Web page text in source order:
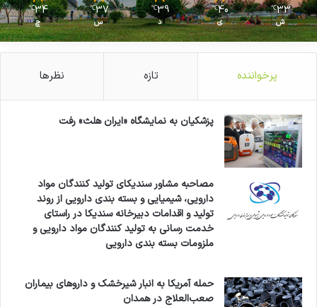
33
℃
ش
40
℃
ی
39
℃
د
37
℃
س
34
℃
چ
پرخواننده تازه نظرها
پزشکیان به نمایشگاه «ایران هلث» رفت
مصاحبه مشاور سندیکای تولید کنندگان مواد
دارویی، شیمیایی و بسته بندی دارویی از روند
تولید و اقدامات دبیرخانه سندیکا در راستای
خدمت رسانی به تولید کنندگان مواد دارویی و
ملزومات بسته بندی دارویی
حمله آمریکا به انبار شیرخشک و داروهای بیماران
صعب‌العلاج در همدان